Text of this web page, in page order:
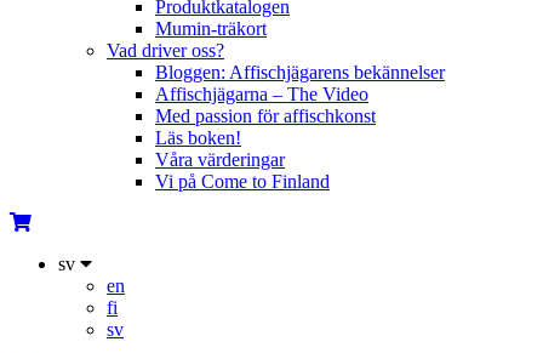
Produktkatalogen
Mumin-träkort
Vad driver oss?
Bloggen: Affischjägarens bekännelser
Affischjägarna – The Video
Med passion för affischkonst
Läs boken!
Våra värderingar
Vi på Come to Finland
sv
en
fi
sv